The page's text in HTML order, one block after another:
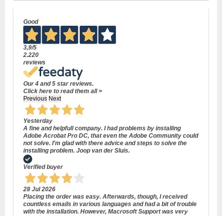
Good
3,9/5
2.220
reviews
Our 4 and 5 star reviews.
Click here to read them all >
Previous Next
Yesterday
A fine and helpfull company. I had problems by installing
Adobe Acrobat Pro DC, that even the Adobe Community could
not solve. I'm glad with there advice and steps to solve the
installing problem. Joop van der Sluis.
Verified buyer
28 Jul 2026
Placing the order was easy. Afterwards, though, I received
countless emails in various languages and had a bit of trouble
with the installation. However, Macrosoft Support was very